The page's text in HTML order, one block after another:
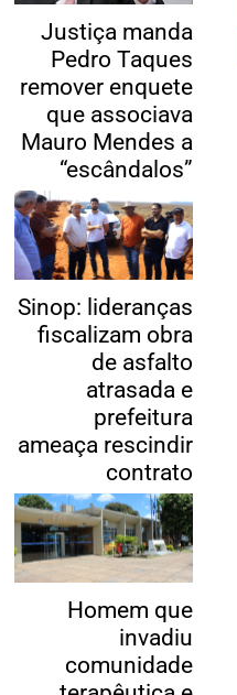
Justiça manda
Pedro Taques
remover enquete
que associava
Mauro Mendes a
“escândalos”
Sinop: lideranças
fiscalizam obra
de asfalto
atrasada e
prefeitura
ameaça rescindir
contrato
Homem que
invadiu
comunidade